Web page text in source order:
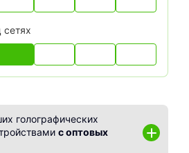
сетях
голографических
с оптовых